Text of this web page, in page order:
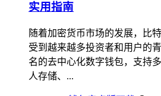
实用指南
随着加密货币市场的发展，比
受到越来越多投资者和用户的
名的去中心化数字钱包，支持
人存储、...